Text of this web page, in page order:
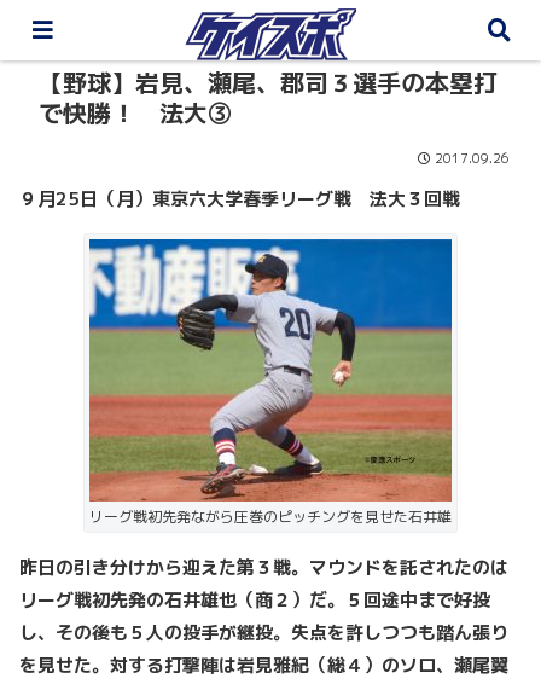
【野球】岩見、瀬尾、郡司３選手の本塁打
で快勝！ 法大③
2017.09.26
９月25日（月）東京六大学春季リーグ戦 法大３回戦
リーグ戦初先発ながら圧巻のピッチングを見せた石井雄
昨日の引き分けから迎えた第３戦。マウンドを託されたのは
リーグ戦初先発の石井雄也（商２）だ。５回途中まで好投
し、その後も５人の投手が継投。失点を許しつつも踏ん張り
を見せた。対する打撃陣は岩見雅紀（総４）のソロ、瀬尾翼